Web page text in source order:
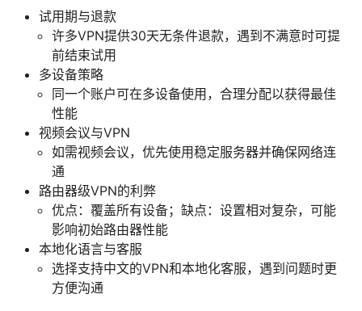
试用期与退款
许多VPN提供30天无条件退款，遇到不满意时可提
前结束试用
多设备策略
同一个账户可在多设备使用，合理分配以获得最佳
性能
视频会议与VPN
如需视频会议，优先使用稳定服务器并确保网络连
通
路由器级VPN的利弊
优点：覆盖所有设备；缺点：设置相对复杂，可能
影响初始路由器性能
本地化语言与客服
选择支持中文的VPN和本地化客服，遇到问题时更
方便沟通